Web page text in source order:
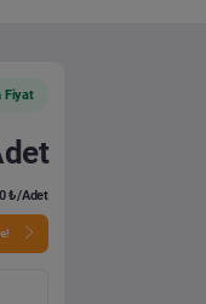
Fiyat
₺/Adet